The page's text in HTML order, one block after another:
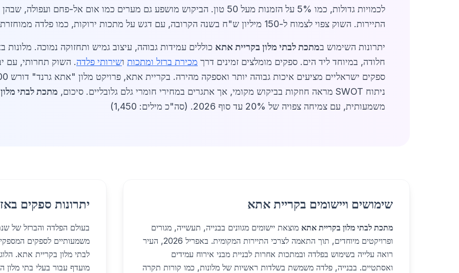
לכמויות גדולות, כמו 5% על הזמנות מעל 50 טון. הביקוש מושפע גם מערים כמו אום אל-
התיירות. השוק צפוי לצמוח ל-150 מיליון ש"ח בשנה הקרובה, עם דגש על מתכות ירוקות, כמו פלדה ממוחזרת, שזולה יותר ב-10%.
יתרונות השימוש במתכת לבתי מלון בקריית אתא כוללים עמידות גבוהה, עיצוב גמיש ותחזוקה נמוכה.
חלודה, במיוחד ליד הים. ספקים מומלצים זמינים דרך מכירת ברזל ומתכות ושירותי פלדה. השוק תחרותי, עם
ניתוח SWOT מראה חוזקות בביקוש מקומי, אך אתגרים במחירי חומרי גלם גלובליים. סיכום,
מתכת לבתי
משמעותית, עם צמיחה צפויה של 20% עד סוף 2026. (סה"כ מילים: 1,450)
שימושים ויישומים בקריית אתא
מתכת לבתי מלון בקריית אתא מוצאת יישומים מגוונים בבנייה, תעשייה, מגורים
ופרויקטים מיוחדים, תוך התאמה לצרכי התיירות המקומית. באפריל 2026, העיר
רואה עלייה בשימוש בפלדה ובמתכות אחרות לבניית מבני אירוח עמידים
ואסתטיים. בבנייה, פלדה משמשת בשלדות ראשיות של מלונות, כמו קורות תקרה
יתרונות ספקים
משמעותיים לספקים
לבתי מלון בקריית אתא.
מועדף עבור בעלי בתי מלון